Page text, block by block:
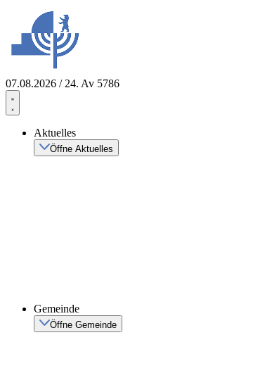
springen
07.08.2026 / 24. Av 5786
Aktuelles
Öffne Aktuelles
Gemeinde
Öffne Gemeinde